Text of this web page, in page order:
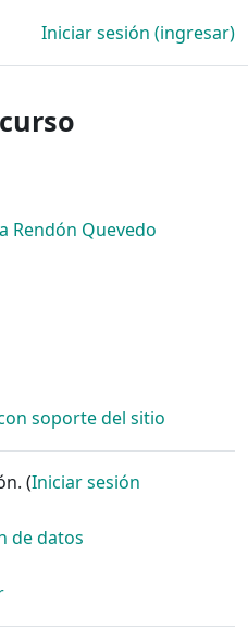
Iniciar sesión (ingresar)
Rendón Quevedo
soporte del sitio
(Iniciar sesión
de datos